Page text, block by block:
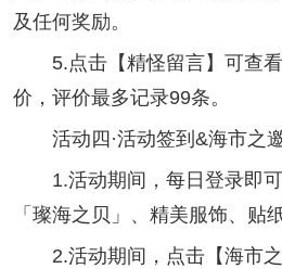
及任何奖励。
5.点击【精怪留言】可查看
价，评价最多记录99条。
活动四·活动签到&海市之
1.活动期间，每日登录即可
「璨海之贝」、精美服饰、贴
2.活动期间，点击【海市之